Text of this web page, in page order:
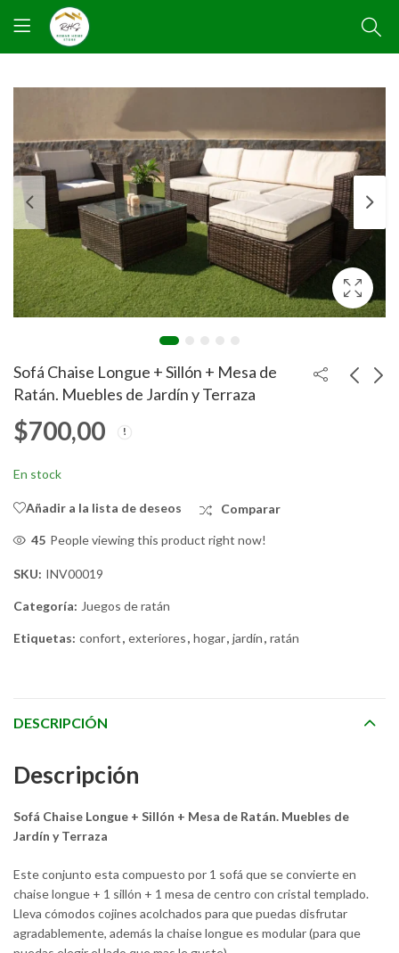
Sofá Chaise Longue + Sillón + Mesa de
Ratán. Muebles de Jardín y Terraza
Terraza
$700,00
En stock
Añadir a la lista de deseos Comparar
48 People viewing this product right now!
SKU: INV00019
Categoría: Juegos de ratán
Etiquetas: confort, exteriores, hogar, jardín, ratán
DESCRIPCIÓN
Descripción
Sofá Chaise Longue + Sillón + Mesa de Ratán. Muebles de
Jardín y Terraza
Este conjunto esta compuesto por 1 sofá que se convierte en
chaise longue + 1 sillón + 1 mesa de centro con cristal templado.
Lleva cómodos cojines acolchados para que puedas disfrutar
agradablemente, además la chaise longue es modular (para que